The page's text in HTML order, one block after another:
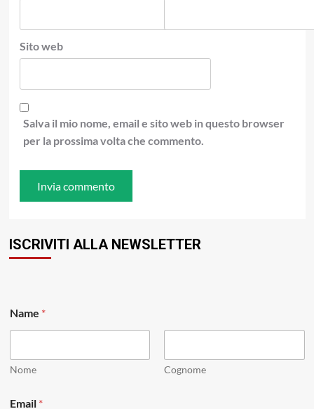
Sito web
Salva il mio nome, email e sito web in questo browser
per la prossima volta che commento.
ISCRIVITI ALLA NEWSLETTER
m
a
l
E
Name *
Nome Cognome
Email *